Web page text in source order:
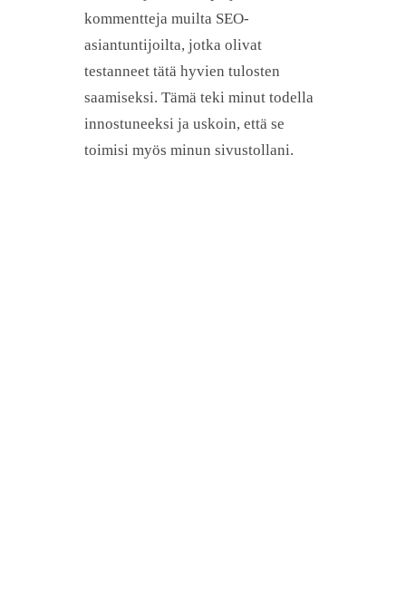
kommentteja muilta SEO-
asiantuntijoilta, jotka olivat
testanneet tätä hyvien tulosten
saamiseksi. Tämä teki minut todella
innostuneeksi ja uskoin, että se
toimisi myös minun sivustollani.